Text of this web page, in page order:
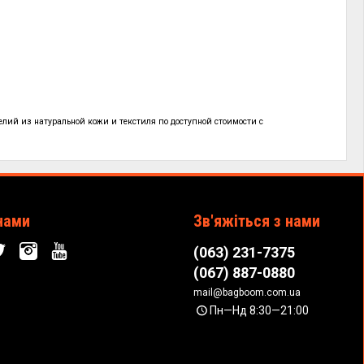
из натуральной кожи и текстиля подоступной стоимости с
Зв'яжіться з нами
(063) 231-7375
(067) 887-0880
mail@bagboom.com.ua
Пн—Нд 8:30—21:00